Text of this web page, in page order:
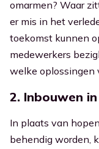
omarmen? Waar
er mis in het
toekomst kunnen
medewerkers
welke oplossingen
2. Inbouwen
In plaats van
behendig worden,